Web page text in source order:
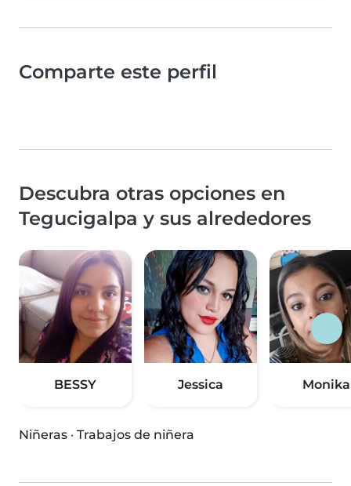
Comparte este perfil
Descubra otras opciones en
Tegucigalpa y sus alrededores
BESSY Jessica Monika
Niñeras · Trabajos de niñera